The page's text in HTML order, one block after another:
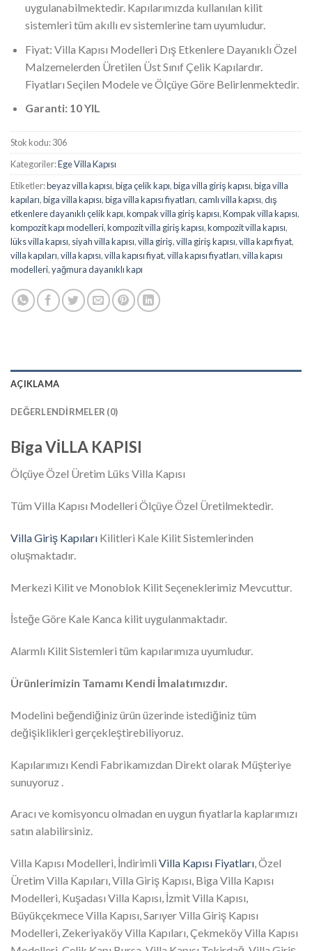
uygulanabilmektedir. Kapılarımızda kullanılan kilit
sistemleri tüm akıllı ev sistemlerine tam uyumludur.
Fiyat: Villa Kapısı Modelleri Dış Etkenlere Dayanıklı Özel
Malzemelerden Üretilen Üst Sınıf Çelik Kapılardır.
Fiyatları Seçilen Modele ve Ölçüye Göre Belirlenmektedir.
Garanti: 10 YIL
Stok kodu:306
Kategoriler:Ege Villa Kapısı
Etiketler:beyaz villa kapısı,biga çelik kapı,biga villa giriş kapısı,biga villa
kapıları,biga villa kapısı,biga villa kapısı fiyatları,camlı villa kapısı,dış
etkenlere dayanıklı çelik kapı,kompak villa giriş kapısı,Kompak villa kapısı,
kompozit kapı modelleri,kompozit villa giriş kapısı,kompozit villa kapısı,
lüks villa kapısı, siyah villa kapısı,villa giriş,villa giriş kapısı,villa kapı fiyat,
villa kapıları,villa kapısı,villa kapısı fiyat,villa kapısı fiyatları,villa kapısı
modelleri,yağmura dayanıklı kapı
AÇIKLAMA
DEĞERLENDIRMELER (0)
Biga VİLLA KAPISI
Ölçüye Özel Üretim Lüks Villa Kapısı
Tüm Villa Kapısı Modelleri Ölçüye Özel Üretilmektedir.
Villa Giriş Kapıları Kilitleri Kale Kilit Sistemlerinden
oluşmaktadır.
Merkezi Kilit ve Monoblok Kilit Seçeneklerimiz Mevcuttur.
İsteğe Göre Kale Kanca kilit uygulanmaktadır.
Alarmlı Kilit Sistemleri tüm kapılarımıza uyumludur.
Ürünlerimizin Tamamı Kendi İmalatımızdır.
Modelini beğendiğiniz ürün üzerinde istediğiniz tüm
değişiklikleri gerçekleştirebiliyoruz.
Kapılarımızı Kendi Fabrikamızdan Direkt olarak Müşteriye
sunuyoruz .
Aracı ve komisyoncu olmadan en uygun fiyatlarla kaplarımızı
satın alabilirsiniz.
Villa Kapısı Modelleri, İndirimli Villa Kapısı Fiyatları, Özel
Üretim Villa Kapıları, Villa Giriş Kapısı, Biga Villa Kapısı
Modelleri, Kuşadası Villa Kapısı, İzmit Villa Kapısı,
Büyükçekmece Villa Kapısı, Sarıyer Villa Giriş Kapısı
Modelleri, Zekeriyaköy Villa Kapıları, Çekmeköy Villa Kapısı